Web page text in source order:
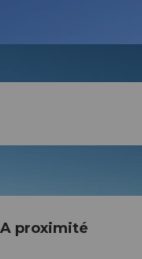
A proximité